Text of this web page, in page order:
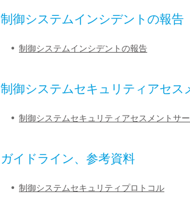
制御システムインシデントの報告
制御システムインシデントの報告
制御システムセキュリティアセス
制御システムセキュリティアセスメントサ
ガイドライン、参考資料
制御システムセキュリティプロトコル